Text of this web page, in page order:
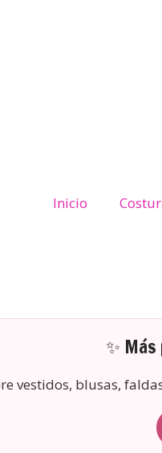
Inicio
✨
vestidos, blusas,